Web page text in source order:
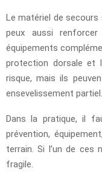
Le matériel de secours
peux aussi
équipements
protection dorsale et
risque, mais ils
ensevelissement partiel.
Dans la pratique, il
prévention,
terrain. Si l’un de ces
fragile.